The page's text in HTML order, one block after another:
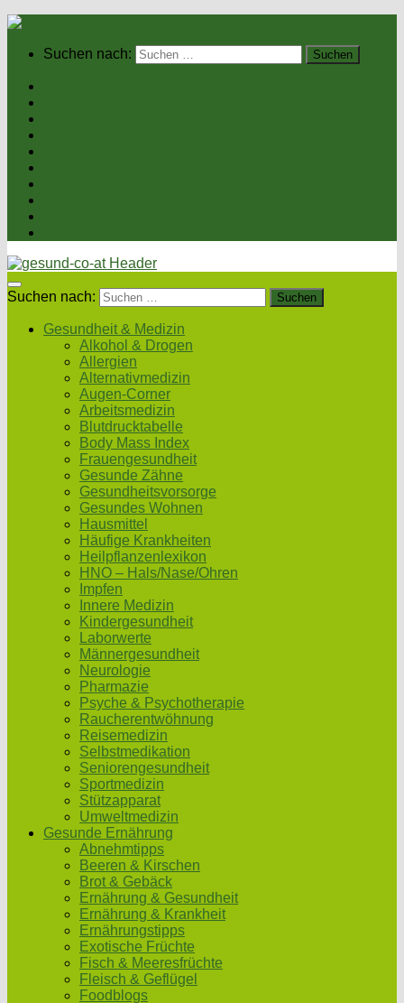
Suchen nach:
Suchen nach:
Gesundheit & Medizin
Alkohol & Drogen
Allergien
Alternativmedizin
Augen-Corner
Arbeitsmedizin
Blutdrucktabelle
Body Mass Index
Frauengesundheit
Gesunde Zähne
Gesundheitsvorsorge
Gesundes Wohnen
Hausmittel
Häufige Krankheiten
Heilpflanzenlexikon
HNO – Hals/Nase/Ohren
Impfen
Innere Medizin
Kindergesundheit
Laborwerte
Männergesundheit
Neurologie
Pharmazie
Psyche & Psychotherapie
Raucherentwöhnung
Reisemedizin
Selbstmedikation
Seniorengesundheit
Sportmedizin
Stützapparat
Umweltmedizin
Gesunde Ernährung
Abnehmtipps
Beeren & Kirschen
Brot & Gebäck
Ernährung & Gesundheit
Ernährung & Krankheit
Ernährungstipps
Exotische Früchte
Fisch & Meeresfrüchte
Fleisch & Geflügel
Foodblogs